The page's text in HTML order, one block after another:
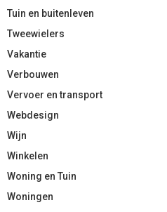
Tuin en buitenleven
Tweewielers
Vakantie
Verbouwen
Vervoer en transport
Webdesign
Wijn
Winkelen
Woning en Tuin
Woningen